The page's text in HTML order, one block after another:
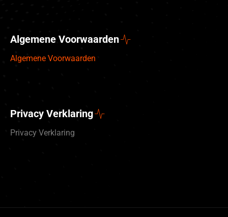
Algemene Voorwaarden
Algemene Voorwaarden
Privacy Verklaring
Privacy Verklaring
Deutsch